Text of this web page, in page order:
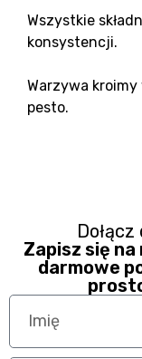
Wszystkie
konsystencji.
Warzywa
pesto.
Zapisz się
darmowe